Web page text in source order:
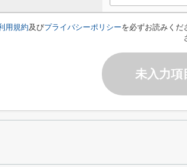
用規約及びプライバシーポリシーを必ずお読みくだ
未入力項